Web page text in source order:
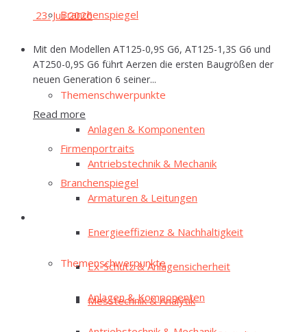
Bran­chen­spie­gel
E‑Mag
The­men­schwer­punk­te
Anla­gen & Komponenten
Antriebs­tech­nik & Mechanik
Arma­tu­ren & Leitungen
Ener­gie­ef­fi­zi­enz & Nachhaltigkeit
Ex-Schutz & Anlagensicherheit
Mess­tech­nik & Analytik
23. Juli 2026
Mit den Modellen AT125-0,9S G6, AT125-1,3S G6 und
AT250-0,9S G6 führt Aerzen die ersten Baugrößen der
neuen Generation 6 seiner...
Read more
Fir­men­por­traits
Bran­chen­spie­gel
The­men­schwer­punk­te
Anla­gen & Komponenten